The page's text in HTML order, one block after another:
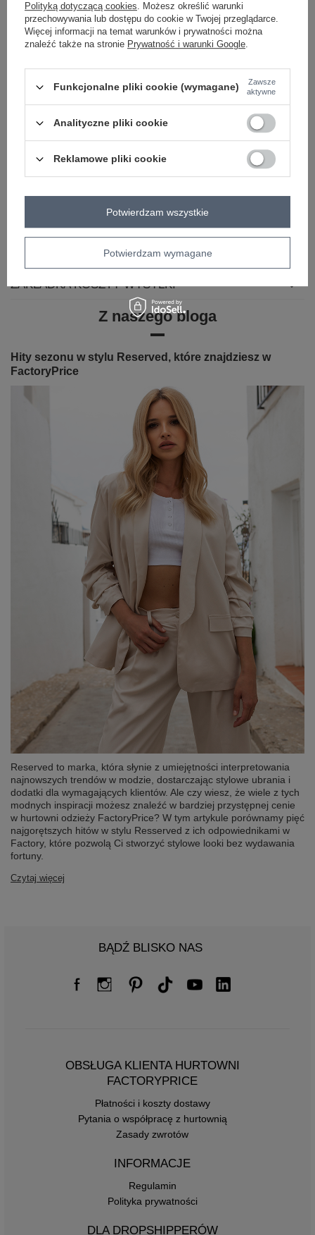
długość
przed kolano
fason
sukienka rozkloszowana
rękaw
długi rękaw
dekolt
okrągły
zapięcie
brak
cechy
naszywki
sposób prania pranie w pralce w 30°C
OPIS PRODUKTU
OPINIE
ZWROTY I WYMIANA
ZAKŁADKA KOSZTY WYSYŁKI
Z naszego bloga
Hity sezonu w stylu Reserved, które znajdziesz w
FactoryPrice
Reserved to marka, która słynie z umiejętności interpretowania
najnowszych trendów w modzie, dostarczając stylowe ubrania i
dodatki dla wymagających klientów. Ale czy wiesz, że wiele z tych
modnych inspiracji możesz znaleźć w bardziej przystępnej cenie
w hurtowni odzieży FactoryPrice? W tym artykule porównamy pięć
najgorętszych hitów w stylu Resserved z ich odpowiednikami w
Factory, które pozwolą Ci stworzyć stylowe looki bez wydawania
fortuny.
Czytaj więcej
BĄDŹ BLISKO NAS
OBSŁUGA KLIENTA HURTOWNI
FACTORYPRICE
Płatności i koszty dostawy
Pytania o współpracę z hurtownią
Zasady zwrotów
INFORMACJE
Regulamin
Polityka prywatności
DLA DROPSHIPPERÓW
Polityką dotyczącą cookies. Możesz określić warunki
przechowywania lub dostępu do cookie w Twojej przeglądarce.
Więcej informacji na temat warunków i prywatności można
znaleźć także na stronie Prywatność i warunki Google.
Funkcjonalne pliki cookie (wymagane)
Zawsze
aktywne
Analityczne pliki cookie
Reklamowe pliki cookie
Potwierdzam wymagane
Potwierdzam wszystkie